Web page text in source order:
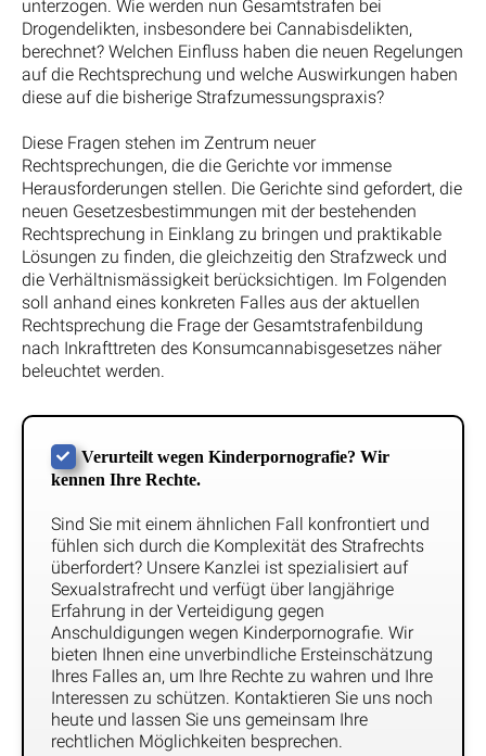
unterzogen. Wie werden nun Gesamtstrafen bei
Drogendelikten, insbesondere bei Cannabisdelikten,
berechnet? Welchen Einfluss haben die neuen Regelungen
auf die Rechtsprechung und welche Auswirkungen haben
diese auf die bisherige Strafzumessungspraxis?
Diese Fragen stehen im Zentrum neuer
Rechtsprechungen, die die Gerichte vor immense
Herausforderungen stellen. Die Gerichte sind gefordert, die
neuen Gesetzesbestimmungen mit der bestehenden
Rechtsprechung in Einklang zu bringen und praktikable
Lösungen zu finden, die gleichzeitig den Strafzweck und
die Verhältnismässigkeit berücksichtigen. Im Folgenden
soll anhand eines konkreten Falles aus der aktuellen
Rechtsprechung die Frage der Gesamtstrafenbildung
nach Inkrafttreten des Konsumcannabisgesetzes näher
beleuchtet werden.
Verurteilt wegen Kinderpornografie? Wir
kennen Ihre Rechte.
Sind Sie mit einem ähnlichen Fall konfrontiert und
fühlen sich durch die Komplexität des Strafrechts
überfordert? Unsere Kanzlei ist spezialisiert auf
Sexualstrafrecht und verfügt über langjährige
Erfahrung in der Verteidigung gegen
Anschuldigungen wegen Kinderpornografie. Wir
bieten Ihnen eine unverbindliche Ersteinschätzung
Ihres Falles an, um Ihre Rechte zu wahren und Ihre
Interessen zu schützen. Kontaktieren Sie uns noch
heute und lassen Sie uns gemeinsam Ihre
rechtlichen Möglichkeiten besprechen.